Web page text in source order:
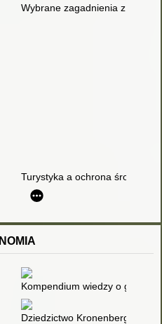
: przewodnik
Wybrane zagadnienia z
Turystyka a ochrona
Kompendium wiedzy o
Stowarzyszenia
Dziedzictwo Kronenbergów